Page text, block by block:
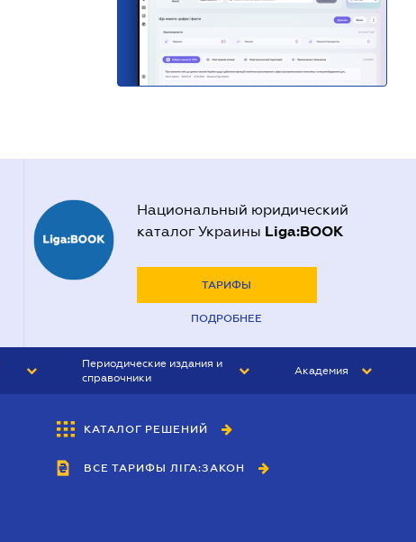
Национальный юридический
каталог Украины Liga:BOOK
ТАРИФЫ
ПОДРОБНЕЕ
Периодические издания и
справочники
БУХГАЛТЕР&ЗАКОН
ВЕСТНИК МСФО
Академия
КАТАЛОГ РЕШЕНИЙ
ВСЕ ТАРИФЫ ЛІГА:ЗАКОН